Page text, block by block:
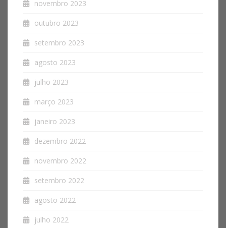
novembro 2023
outubro 2023
setembro 2023
agosto 2023
julho 2023
março 2023
janeiro 2023
dezembro 2022
novembro 2022
setembro 2022
agosto 2022
julho 2022